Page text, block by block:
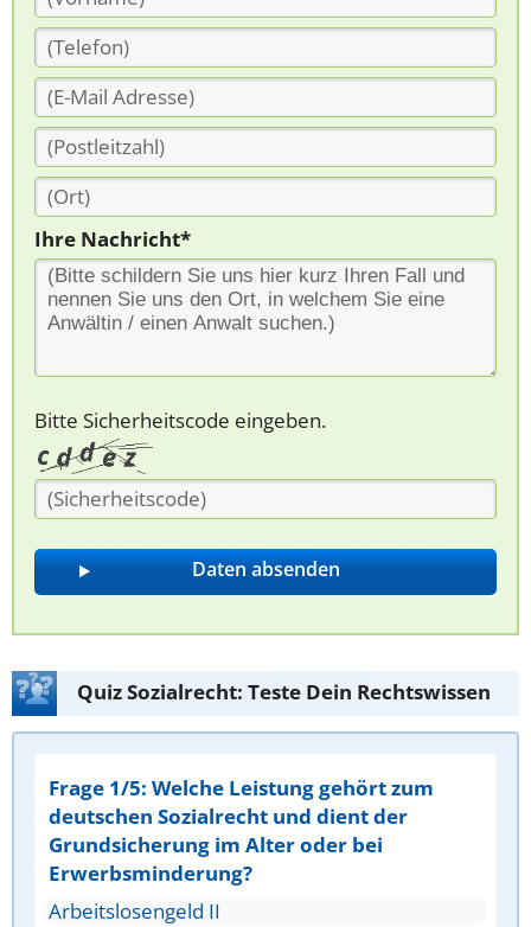
Ihre Nachricht*
Bitte Sicherheitscode eingeben.
Quiz Sozialrecht: Teste Dein Rechtswissen
Frage 1/5: Welche Leistung gehört zum
deutschen Sozialrecht und dient der
Grundsicherung im Alter oder bei
Erwerbsminderung?
Arbeitslosengeld II